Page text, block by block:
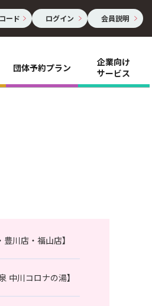
ード ログイン 会員説明
団体予約プラン
企業向け
サービス
川店・福山店】
中川コロナの湯】